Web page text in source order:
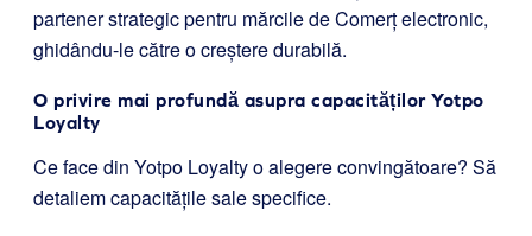
partener strategic pentru mărcile de Comerț electronic,
ghidându-le către o creștere durabilă.
O privire mai profundă asupra capacităților Yotpo
Loyalty
Ce face din Yotpo Loyalty o alegere convingătoare? Să
detaliem capacitățile sale specifice.